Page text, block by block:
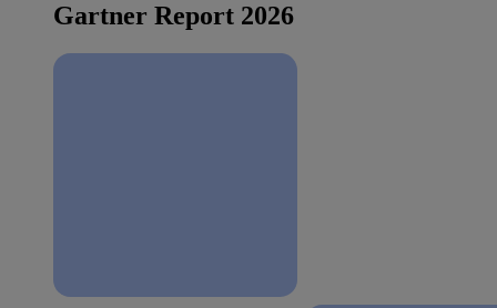
Gartner Report 2026